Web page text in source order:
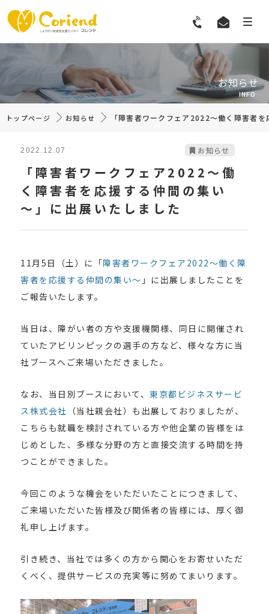
お知らせ
INFO
トップページ お知らせ 「障害者ワークフェア2022～働く障害者
2022.12.07 お知らせ
「障害者ワークフェア2022～働
く障害者を応援する仲間の集い
～」に出展いたしました
11月5日（土）に「障害者ワークフェア2022～働く障
害者を応援する仲間の集い～ 」に出展しましたことを
ご報告いたします。
当日は、障がい者の方や支援機関様、同日に開催され
ていたアビリンピックの選手の方など、様々な方に当
社ブースへご来場いただきました。
なお、当日別ブースにおいて、東京都ビジネスサービ
ス株式会社 （当社親会社）も出展しておりましたが、
こちらも就職を検討されている方や他企業の皆様をは
じめとした、多様な分野の方と直接交流する時間を持
つことができました。
今回このような機会をいただいたことにつきまして、
ご来場いただいた皆様及び関係者の皆様には、厚く御
礼申し上げます。
引き続き、当社では多くの方から関心をお寄せいただ
くべく、提供サービスの充実等に努めてまいります。